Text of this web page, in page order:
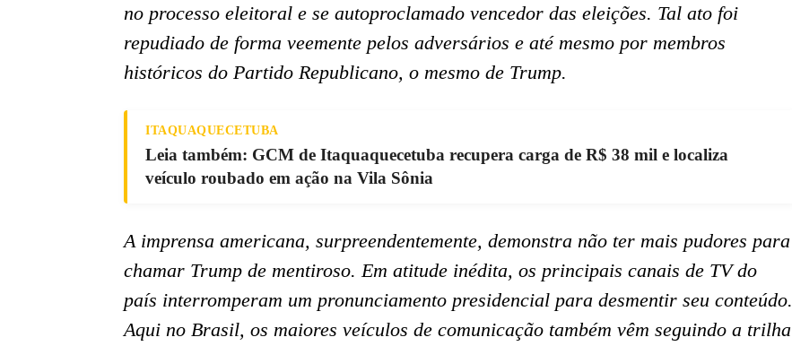
no processo eleitoral e se autoproclamado vencedor das eleições. Tal ato foi
repudiado de forma veemente pelos adversários e até mesmo por membros
históricos do Partido Republicano, o mesmo de Trump.
ITAQUAQUECETUBA
Leia também: GCM de Itaquaquecetuba recupera carga de R$ 38 mil e localiza
veículo roubado em ação na Vila Sônia
A imprensa americana, surpreendentemente, demonstra não ter mais pudores para
chamar Trump de mentiroso. Em atitude inédita, os principais canais de TV do
país interromperam um pronunciamento presidencial para desmentir seu conteúdo.
Aqui no Brasil, os maiores veículos de comunicação também vêm seguindo a trilha